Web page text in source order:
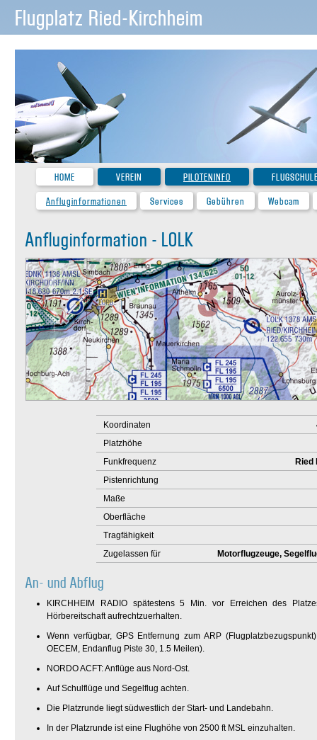
Flugplatz Ried-Kirchheim
HOME VEREIN PILOTENINFO
Anfluginformationen
Services Gebühren Webcam
Anfluginformation - LOLK
Koordinaten
Platzhöhe
Funkfrequenz
Ried
Pistenrichtung
Maße
Oberfläche
Tragfähigkeit
Zugelassen für
Motorflugzeuge,
An- und Abflug
KIRCHHEIM RADIO spätestens 5 Min. vor Erreichen des
Hörbereitschaft aufrechtzuerhalten.
Wenn verfügbar, GPS Entfernung zum ARP
OECEM, Endanflug Piste 30, 1.5 Meilen).
NORDO ACFT: Anflüge aus Nord-Ost.
Auf Schulflüge und Segelflug achten.
Die Platzrunde liegt südwestlich der Start- und Landebahn.
In der Platzrunde ist eine Flughöhe von 2500 ft MSL einzuhalten.